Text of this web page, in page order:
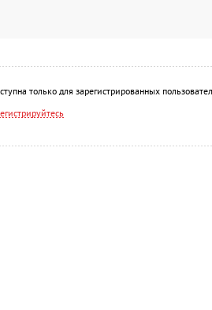
только для зарегистрированных